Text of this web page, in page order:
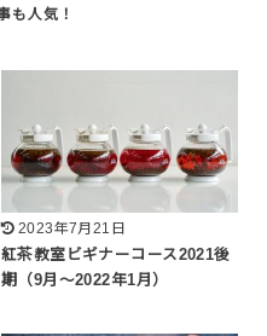
2023年7月21日
紅茶教室ビギナーコース2021後
期（9月～2022年1月）